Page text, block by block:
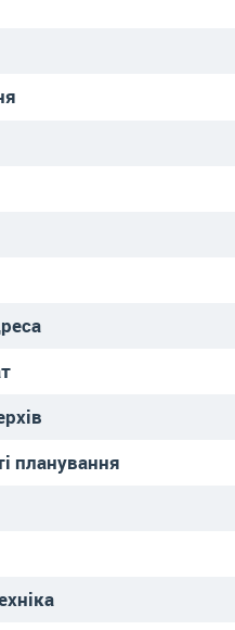
планування